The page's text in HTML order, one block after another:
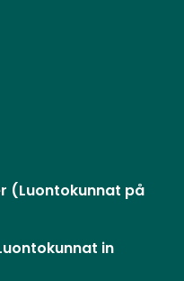
(Luontokunnat på
in